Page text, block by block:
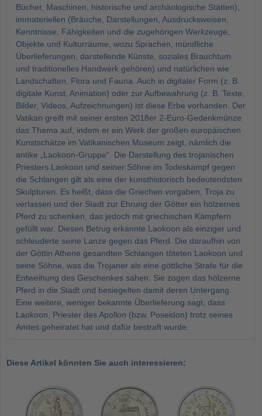
Bücher, Maschinen, historische und archäologische Stätten),
immateriellen (Bräuche, Darstellungen, Ausdrucksweisen,
Kenntnisse, Fähigkeiten und die zugehörigen Werkzeuge,
Objekte und Kulturräume, wozu Sprachen, mündliche
Überlieferungen, darstellende Künste, soziales Brauchtum
und traditionelles Handwerk gehören) und natürlichen wie
Landschaften, Flora und Fauna. Auch in digitaler Form (z. B.
digitale Kunst, Animation) oder zur Aufbewahrung (z. B. Texte,
Bilder, Videos, Aufzeichnungen) ist diese Erbe vorhanden. Der
Vatikan greift mit seiner ersten 2018er 2-Euro-Gedenkmünze
das Thema auf, indem er ein Werk der großen europäischen
Kunstschätze im Vatikanischen Museum zeigt, nämlich die
antike „Laokoon-Gruppe“. Die Darstellung des trojanischen
Priesters Laokoon und seiner Söhne im Todeskampf gegen
die Schlangen gilt als eine der kunsthistorisch bedeutendsten
Skulpturen. Es heißt, dass die Griechen vorgaben, Troja zu
verlassen und der Stadt zur Ehrung der Götter ein hölzernes
Pferd zu schenken, das jedoch mit griechischen Kämpfern
gefüllt war. Diesen Betrug erkannte Laokoon als einziger und
schleuderte seine Lanze gegen das Pferd. Die daraufhin von
der Göttin Athene gesandten Schlangen töteten Laokoon und
seine Söhne, was die Trojaner als eine göttliche Strafe für die
Entweihung des Geschenkes sahen. Sie zogen das hölzerne
Pferd in die Stadt und besiegelten damit deren Untergang.
Eine weitere, weniger bekannte Überlieferung sagt, dass
Laokoon, Priester des Apollon (bzw. Poseidon) trotz seines
Amtes geheiratet hat und dafür bestraft wurde.
Diese Artikel könnten Sie auch interessieren: